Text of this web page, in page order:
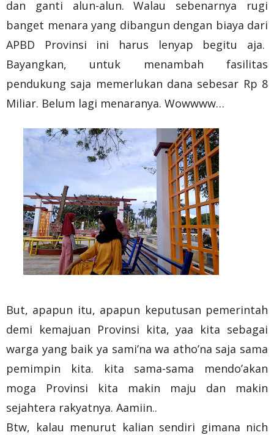
dan ganti alun-alun. Walau sebenarnya rugi
banget menara yang dibangun dengan biaya dari
APBD Provinsi ini harus lenyap begitu aja.
Bayangkan, untuk menambah fasilitas
pendukung saja memerlukan dana sebesar Rp 8
Miliar. Belum lagi menaranya. Wowwww…
But, apapun itu, apapun keputusan pemerintah
demi kemajuan Provinsi kita, yaa kita sebagai
warga yang baik ya sami’na wa atho’na saja sama
pemimpin kita. kita sama-sama mendo’akan
moga Provinsi kita makin maju dan makin
sejahtera rakyatnya. Aamiin..
Btw, kalau menurut kalian sendiri gimana nich